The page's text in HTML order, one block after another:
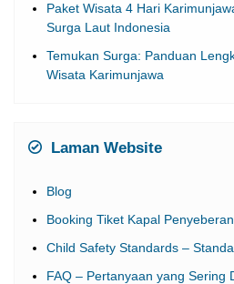
Paket Wisata 4 Hari
Surga Laut Indonesia
Temukan Surga: Panduan
Wisata Karimunjawa
Laman Website
Blog
Booking Tiket Kapal
Child Safety Standards –
FAQ – Pertanyaan yang Sering